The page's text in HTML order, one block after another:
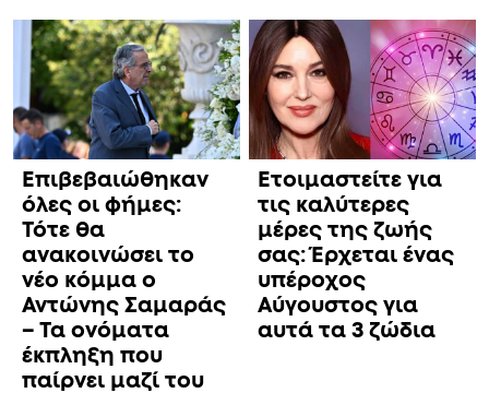
Επιβεβαιώθηκαν
όλες οι φήμες:
Τότε θα
ανακοινώσει το
νέο κόμμα ο
Αντώνης Σαμαράς
– Τα ονόματα
έκπληξη που
παίρνει μαζί του
Ετοιμαστείτε για
τις καλύτερες
μέρες της ζωής
σας: Έρχεται ένας
υπέροχος
Αύγουστος για
αυτά τα 3 ζώδια